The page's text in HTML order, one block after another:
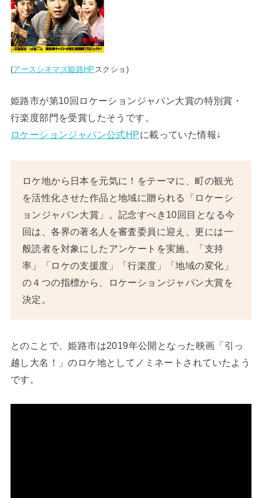
(アースシネマズ姫路HP スクショ)
姫路市が第10回ロケーションジャパン大賞の特別賞・
行楽度部門を受賞したそうです。
ロケーションジャパン公式HPに載っていた情報↓
ロケ地から日本を元気に！をテーマに、町の観光
を活性化させた作品と地域に贈られる「ロケーシ
ョンジャパン大賞」。記念すべき10回目となる今
回は、各界の著名人を審査委員に迎え、更には一
般読者を対象にしたアンケートを実施。「支持
率」「ロケの支援度」「行楽度」「地域の変化」
の４つの指標から、ロケーションジャパン大賞を
決定。
とのことで、姫路市は2019年公開となった映画「引っ
越し大名！」のロケ地としてノミネートされていたよう
です。